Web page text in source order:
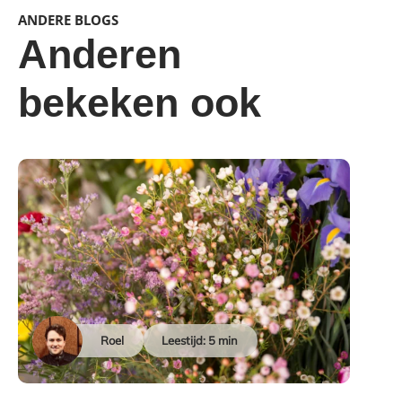
ANDERE BLOGS
Anderen
bekeken ook
Roel Leestijd: 5 min